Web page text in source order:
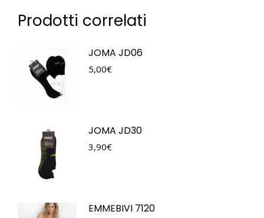
Prodotti correlati
JOMA JD06
5,00€
JOMA JD30
3,90€
EMMEBIVI 7120